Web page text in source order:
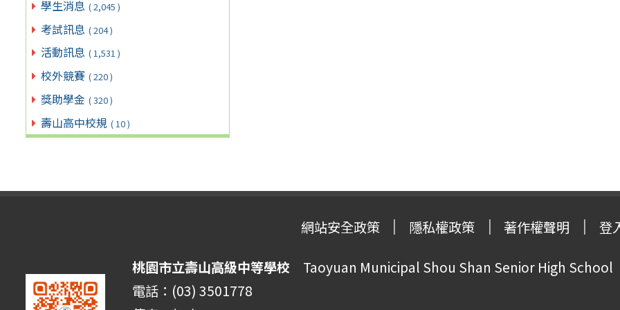
學生消息 ( 2,045 )
考試訊息 ( 204 )
活動訊息 ( 1,531 )
校外競賽 ( 220 )
獎助學金 ( 320 )
壽山高中校規 ( 10 )
網站安全政策 隱私權政策 著作權聲明 登
桃園市立壽山高級中等學校 Taoyuan Municipal Shou Shan Senior High School
電話：(03) 3501778